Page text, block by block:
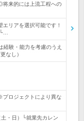
将来的には上流工程への
リアを選択可能です！
験・能力を考慮のうえ
なし）
ロジェクトにより異な
・日）└就業先カレン